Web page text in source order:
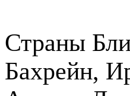
Страны
Бахрейн,